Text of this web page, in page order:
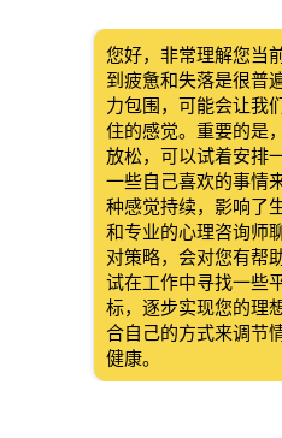
您好，非常理解您当
到疲惫和失落是很普
力包围，可能会让我
住的感觉。重要的是
放松，可以试着安排
一些自己喜欢的事情
种感觉持续，影响了
和专业的心理咨询师
对策略，会对您有帮
试在工作中寻找一些
标，逐步实现您的理
合自己的方式来调节
健康。